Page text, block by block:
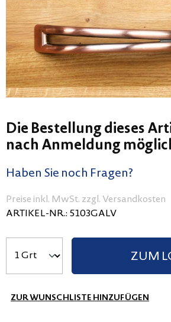
Die Bestellung dieses
nach Anmeldung
Haben Sie noch Fragen?
Preise inkl. MwSt. zzgl. Versandkosten
ARTIKEL-NR.: 5103GALV
ZUM
ZUR WUNSCHLISTE HINZUFÜGEN